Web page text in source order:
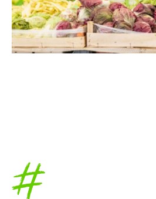
Accueil